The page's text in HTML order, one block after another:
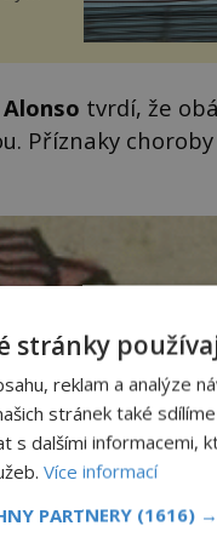
Alonso tvrdí, že
Příznaky
stránky
reklam a analýze
stránek také
s dalšími informacemi,
Více informací
PARTNERY (1616) →